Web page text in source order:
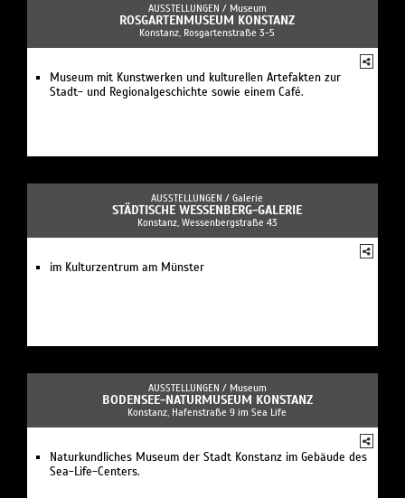
AUSSTELLUNGEN / Museum
ROSGARTENMUSEUM KONSTANZ
Konstanz, Rosgartenstraße 3-5
Museum mit Kunstwerken und kulturellen Artefakten zur
Stadt- und Regionalgeschichte sowie einem Café.
AUSSTELLUNGEN / Galerie
STÄDTISCHE WESSENBERG-GALERIE
Konstanz, Wessenbergstraße 43
im Kulturzentrum am Münster
AUSSTELLUNGEN / Museum
BODENSEE-NATURMUSEUM KONSTANZ
Konstanz, Hafenstraße 9 im Sea Life
Naturkundliches Museum der Stadt Konstanz im Gebäude des
Sea-Life-Centers.